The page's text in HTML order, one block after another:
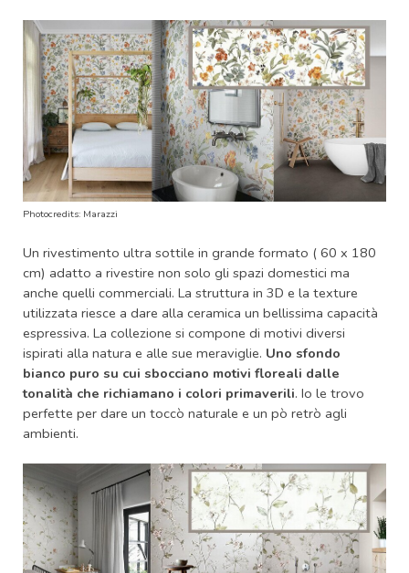
Photocredits: Marazzi
Un rivestimento ultra sottile in grande formato ( 60 x 180
cm) adatto a rivestire non solo gli spazi domestici ma
anche quelli commerciali. La struttura in 3D e la texture
utilizzata riesce a dare alla ceramica un bellissima capacità
espressiva. La collezione si compone di motivi diversi
ispirati alla natura e alle sue meraviglie. Uno sfondo
bianco puro su cui sbocciano motivi floreali dalle
tonalità che richiamano i colori primaverili. Io le trovo
perfette per dare un toccò naturale e un pò retrò agli
ambienti.